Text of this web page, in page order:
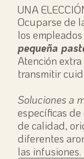
UNA
Ocuparse de
los
pequeña
Atención
transmitir
Soluciones a
específicas
de calidad,
diferentes
las infusiones.